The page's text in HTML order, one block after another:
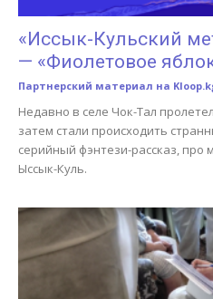
«Иссык-Кульский
— «Фиолетовое
Партнерский материал на
Недавно в селе Чок-Тал
затем стали происходить
серийный фэнтези-рассказ, про
Ыссык-Куль.